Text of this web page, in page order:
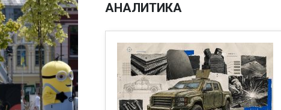
АНАЛИТИКА